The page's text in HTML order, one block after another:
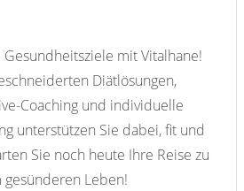
mit Vitalhane!
Diätlösungen,
Coaching und individuelle
unterstützen Sie dabei, fit und
Sie noch heute Ihre Reise zu
gesünderen Leben!